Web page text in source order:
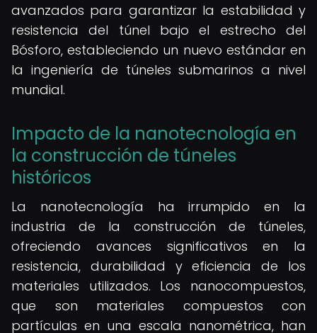
avanzados para garantizar la estabilidad y
resistencia del túnel bajo el estrecho del
Bósforo, estableciendo un nuevo estándar en
la ingeniería de túneles submarinos a nivel
mundial.
Impacto de la nanotecnología en
la construcción de túneles
históricos
La nanotecnología ha irrumpido en la
industria de la construcción de túneles,
ofreciendo avances significativos en la
resistencia, durabilidad y eficiencia de los
materiales utilizados. Los nanocompuestos,
que son materiales compuestos con
partículas en una escala nanométrica, han